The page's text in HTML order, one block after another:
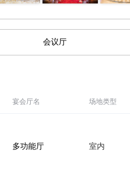
会议厅
宴会厅名 场地类型
多功能厅 室内